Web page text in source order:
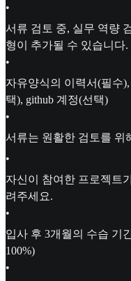
•
서류 검토 중, 실무 역량
형이 추가될 수 있습니다.
•
자유양식의 이력서(필수
택), github 계정(선택)
•
서류는 원활한 검토를 위
•
자신이 참여한 프로젝트
려주세요.
•
입사 후 3개월의 수습 기
100%)
•